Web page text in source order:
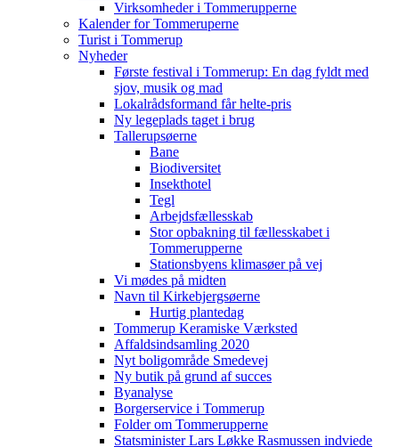
Virksomheder i Tommerupperne
Kalender for Tommeruperne
Turist i Tommerup
Nyheder
Første festival i Tommerup: En dag fyldt med
sjov, musik og mad
Lokalrådsformand får helte-pris
Ny legeplads taget i brug
Tallerupsøerne
Bane
Biodiversitet
Insekthotel
Tegl
Arbejdsfællesskab
Stor opbakning til fællesskabet i
Tommerupperne
Stationsbyens klimasøer på vej
Vi mødes på midten
Navn til Kirkebjergsøerne
Hurtig plantedag
Tommerup Keramiske Værksted
Affaldsindsamling 2020
Nyt boligområde Smedevej
Ny butik på grund af succes
Byanalyse
Borgerservice i Tommerup
Folder om Tommerupperne
Statsminister Lars Løkke Rasmussen indviede